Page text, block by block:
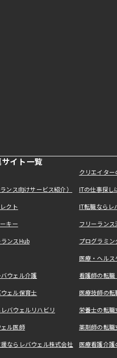
イト一覧
クリエイタ
ンス向けサービス紹介） ITの仕事探
クト IT転職なら
キー フリーラン
ンスHub プログラミ
医療・ヘル
ウェル介護 看護師の転
ェル保育士 医療技師の
バウェルリハビリ 栄養士の転
ル医師 薬剤師の転
ならレバウェル株式会社 医療看護介